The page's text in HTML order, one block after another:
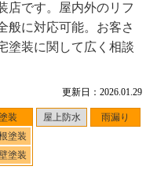
更新日：2026.01.29
装
塗装
塗装
屋上防水 雨漏り
店です。屋内外のリフ
般に対応可能。お客さ
塗装に関して広く相談